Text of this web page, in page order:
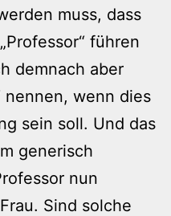
muss, dass
führen
demnach aber
nennen, wenn dies
sein soll. Und das
generisch
nun
Sind solche